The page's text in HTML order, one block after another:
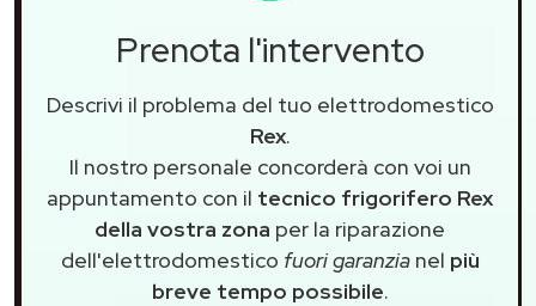
Prenota l'intervento
Descrivi il problema del tuo elettrodomestico
Rex.
Il nostro personale concorderà con voi un
appuntamento con il tecnico frigorifero Rex
della vostra zona per la riparazione
dell'elettrodomestico fuori garanzianel più
breve tempo possibile.